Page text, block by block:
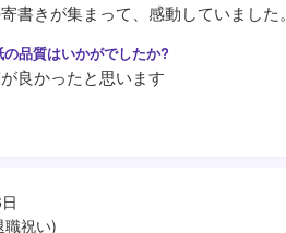
書きが集まって、感動していました。
良かったと思います
職祝い)